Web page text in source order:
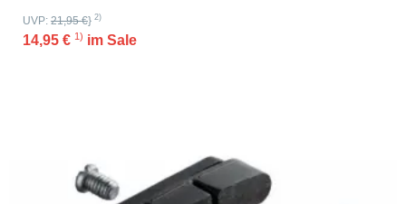
UVP: 21,95 €} 2)
14,95 € 1) im Sale